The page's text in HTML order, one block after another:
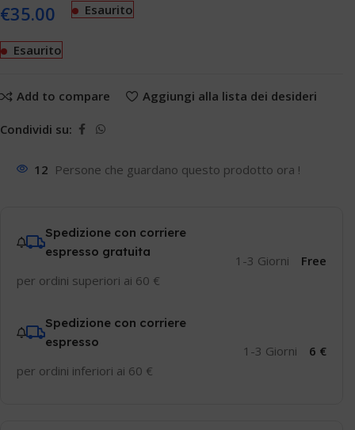
€35.00 Esaurito
Esaurito
Add to compare Aggiungi alla lista dei desideri
Condividi su:
12 Persone che guardano questo prodotto ora !
Spedizione con corriere
espresso gratuita
per ordini superiori ai 60 €
1-3 Giorni Free
Spedizione con corriere
espresso
per ordini inferiori ai 60 €
1-3 Giorni 6 €